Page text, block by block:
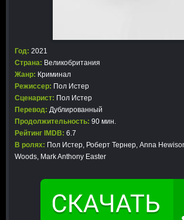
Год: 2021
Страна: Великобритания
Жанр: Криминал
Режиссер: Пол Истер
Сценарист: Пол Истер
Перевод: Дублированный
Продолжительность: 90 мин.
Рейтинг IMDB: 6.7
В ролях: Пол Истер, Роберт Тернер, Anna
Woods, Mark Anthony Easter